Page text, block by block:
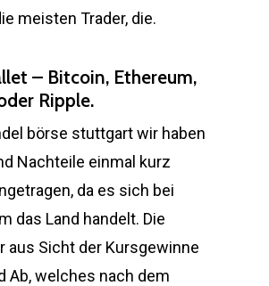
meisten Trader, die.
– Bitcoin, Ethereum,
Ripple.
börse stuttgart wir haben
Nachteile einmal kurz
da es sich bei
das Land handelt. Die
aus Sicht der Kursgewinne
Ab, welches nach dem